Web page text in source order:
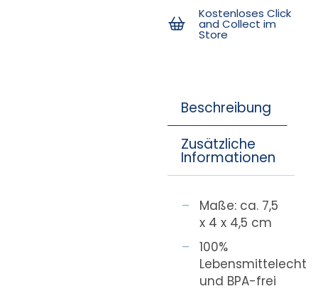
Kostenloses Click
and Collect im
Store
Beschreibung
Zusätzliche
Informationen
Maße: ca. 7,5
x 4 x 4,5 cm
100%
Lebensmittelecht
und BPA-frei